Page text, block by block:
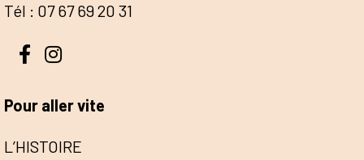
Tél : 07 67 69 20 31
Pour aller vite
L’HISTOIRE